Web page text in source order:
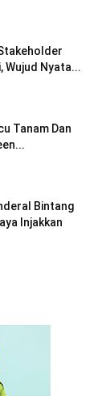
Wujud Nyata...
Tanam Dan
Bintang
Injakkan